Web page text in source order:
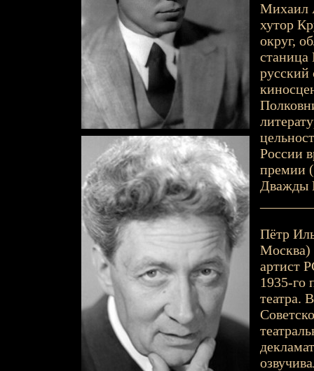
Михаил
хутор
округ,
станица
русский
России
премии
Дважды
Пётр
Москва)
артист
1935-го
театра.